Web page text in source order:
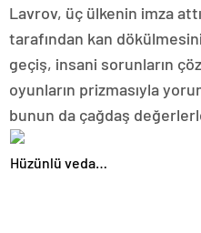
Lavrov, üç ülkenin imza
tarafından kan
geçiş, insani sorunların
oyunların prizmasıyla
bunun da çağdaş
Hüzünlü veda…